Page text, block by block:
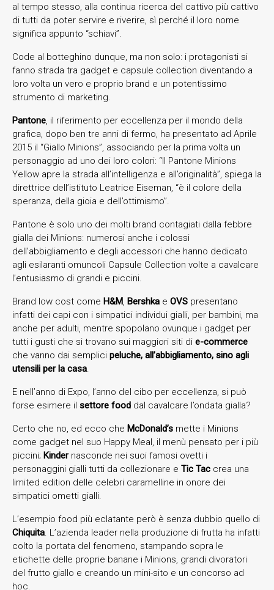
al tempo stesso, alla continua ricerca del cattivo più cattivo
di tutti da poter servire e riverire, sì perché il loro nome
significa appunto “schiavi”.
Code al botteghino dunque, ma non solo: i protagonisti si
fanno strada tra gadget e capsule collection diventando a
loro volta un vero e proprio brand e un potentissimo
strumento di marketing.
Pantone, il riferimento per eccellenza per il mondo della
grafica, dopo ben tre anni di fermo, ha presentato ad Aprile
2015 il “Giallo Minions”, associando per la prima volta un
personaggio ad uno dei loro colori: “Il Pantone Minions
Yellow apre la strada all’intelligenza e all’originalità”, spiega la
direttrice dell’istituto Leatrice Eiseman, “è il colore della
speranza, della gioia e dell’ottimismo”.
Pantone è solo uno dei molti brand contagiati dalla febbre
gialla dei Minions: numerosi anche i colossi
dell’abbigliamento e degli accessori che hanno dedicato
agli esilaranti omuncoli Capsule Collection volte a cavalcare
l’entusiasmo di grandi e piccini.
Brand low cost come H&M, Bershka e OVS presentano
infatti dei capi con i simpatici individui gialli, per bambini, ma
anche per adulti, mentre spopolano ovunque i gadget per
tutti i gusti che si trovano sui maggiori siti di e-commerce
che vanno dai semplici peluche, all’abbigliamento, sino agli
utensili per la casa.
E nell’anno di Expo, l’anno del cibo per eccellenza, si può
forse esimere il settore food dal cavalcare l’ondata gialla?
Certo che no, ed ecco che McDonald’s mette i Minions
come gadget nel suo Happy Meal, il menù pensato per i più
piccini; Kinder nasconde nei suoi famosi ovetti i
personaggini gialli tutti da collezionare e Tic Tac crea una
limited edition delle celebri caramelline in onore dei
simpatici ometti gialli.
L’esempio food più eclatante però è senza dubbio quello di
Chiquita. L’azienda leader nella produzione di frutta ha infatti
colto la portata del fenomeno, stampando sopra le
etichette delle proprie banane i Minions, grandi divoratori
del frutto giallo e creando un mini-sito e un concorso ad
hoc.